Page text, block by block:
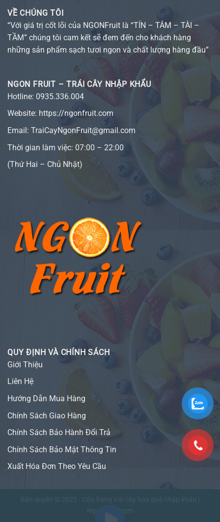
VỀ CHÚNG TÔI
“Với giá trị cốt lõi của NGONFruit là “TÍN – TÂM – TÀI –
TẦM” chúng tôi cam kết sẽ đem đến cho khách hàng
những sản phẩm sạch tươi ngon và chất lượng hàng đầu”
NGON FRUIT – TRÁI CÂY NHẬP KHẨU
Hotline: 0935.336.004
Website: https://ngonfruit.com
Email: TraiCayNgonFruit@gmail.com
Thời gian làm việc: 07:00 – 22:00
(Thứ Hai – Chủ Nhật)
QUY ĐỊNH VÀ CHÍNH SÁCH
Giới Thiệu
Liên Hệ
Hướng Dẫn Mua Hàng
Chính Sách Giao Hàng
Chính Sách Bảo Hành Đổi Trả
Chính Sách Bảo Mật Thông Tin
Xuất Hóa Đơn Theo Yêu Cầu
Bản quyền © 2025 - Cửa hàng trái cây hoa quả nhập khẩu |
NgonFruit.com